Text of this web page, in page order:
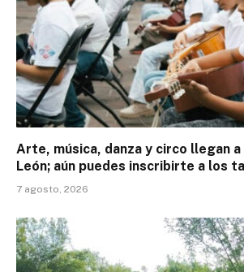
Arte, música, danza y circo llegan
León; aún puedes inscribirte a los
7 agosto, 2026